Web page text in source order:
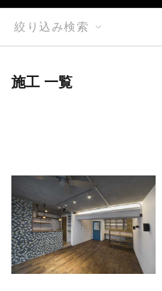
絞り込み検索
施工 一覧